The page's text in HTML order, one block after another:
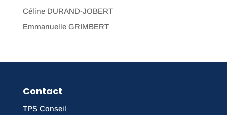
Céline DURAND-JOBERT
Emmanuelle GRIMBERT
Contact
TPS Conseil